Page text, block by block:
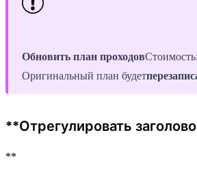
Обновить план проходов
Оригинальный план будет
**Отрегулировать
**